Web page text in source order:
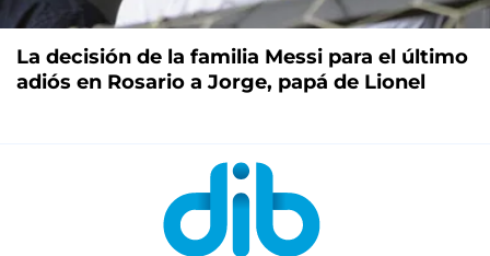
La decisión de la familia Messi para el último
adiós en Rosario a Jorge, papá de Lionel